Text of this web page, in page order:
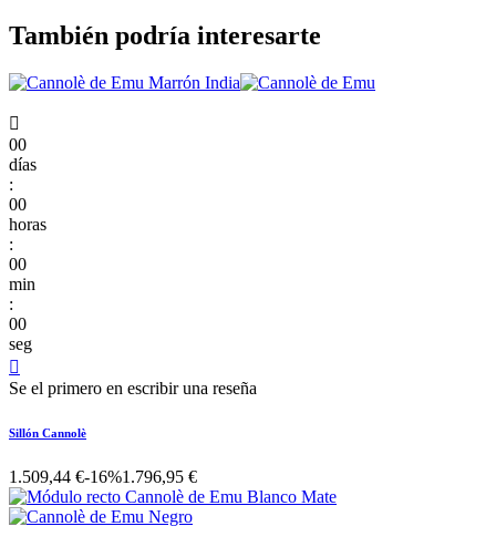
También podría interesarte

00
días
:
00
horas
:
00
min
:
00
seg

Se el primero en escribir una reseña
Sillón Cannolè
1.509,44 €-16%1.796,95 €